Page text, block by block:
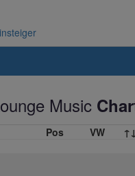
Music
Pos VW